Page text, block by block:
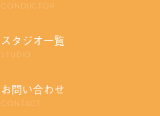
CONDUCTOR
スタジオ一覧
STUDIO
お問い合わせ
CONTACT